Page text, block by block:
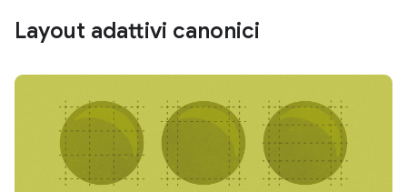
Layout adattivi canonici